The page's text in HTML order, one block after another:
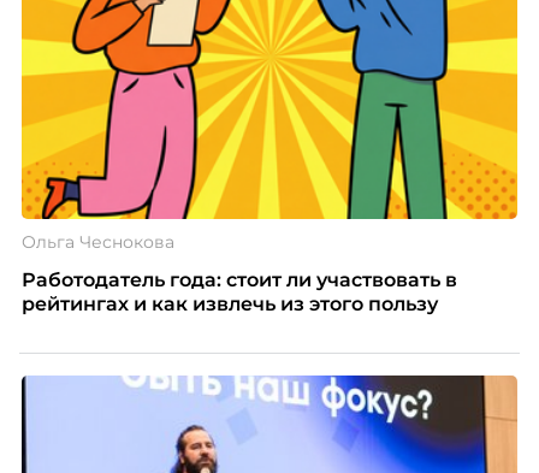
Ольга Чеснокова
Работодатель года: стоит ли участвовать в
рейтингах и как извлечь из этого пользу